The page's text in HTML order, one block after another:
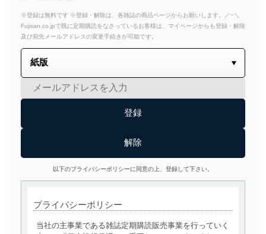
※登録は無料です ※登録・解除は、各雑誌の商品ページからお願いします。／~＼
Fujisan.co.jpで既に定期購読をなさっているお客様は、マイページからも登録・解除
及び宛先メールアドレスの変更手続きが可能です。
以下のプライバシーポリシーに同意の上、登録して下さい。
プライバシーポリシー
当社の主事業である雑誌定期購読販売事業を行っていく